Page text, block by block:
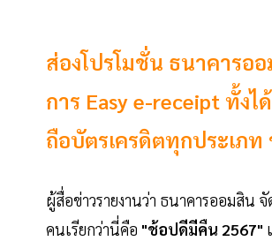
ส่องโปรโมชั่น ธนาคารอ
การ Easy e-receipt ทั้
ถือบัตรเครดิตทุกประเภ
ผู้สื่อข่าวรายงานว่า ธนาคารออมสิน
คนเรียกว่านี่คือ "ช้อปดีมีคืน 2567"